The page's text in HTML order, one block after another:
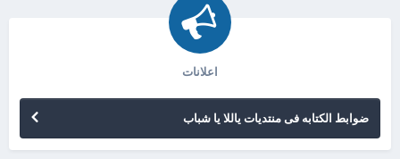
اعلانات
ضوابط الكتابه فى منتديات ياللا يا شباب